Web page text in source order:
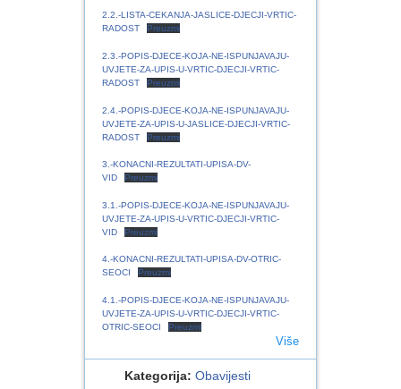
2.2.-LISTA-CEKANJA-JASLICE-DJECJI-VRTIC-
RADOST
Preuzmi
2.3.-POPIS-DJECE-KOJA-NE-ISPUNJAVAJU-
UVJETE-ZA-UPIS-U-VRTIC-DJECJI-VRTIC-
RADOST
Preuzmi
2.4.-POPIS-DJECE-KOJA-NE-ISPUNJAVAJU-
UVJETE-ZA-UPIS-U-JASLICE-DJECJI-VRTIC-
RADOST
Preuzmi
3.-KONACNI-REZULTATI-UPISA-DV-
VID
Preuzmi
3.1.-POPIS-DJECE-KOJA-NE-ISPUNJAVAJU-
UVJETE-ZA-UPIS-U-VRTIC-DJECJI-VRTIC-
VID
Preuzmi
4.-KONACNI-REZULTATI-UPISA-DV-OTRIC-
SEOCI
Preuzmi
4.1.-POPIS-DJECE-KOJA-NE-ISPUNJAVAJU-
UVJETE-ZA-UPIS-U-VRTIC-DJECJI-VRTIC-
OTRIC-SEOCI
Preuzmi
Više
Kategorija: Obavijesti